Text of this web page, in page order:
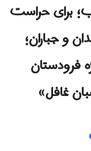
برای حراست
و جباران؛
فرودستان
غافل»